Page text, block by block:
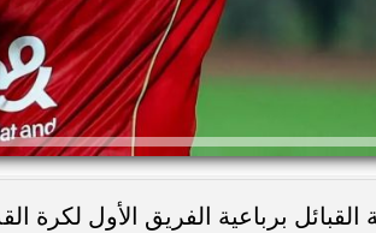
برباعية الفريق الأول لكرة